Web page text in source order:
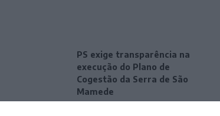
PS exige transparência na
execução do Plano de
Cogestão da Serra de São
Mamede